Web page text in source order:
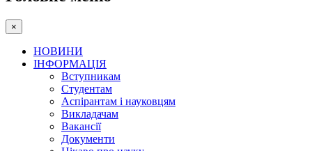
×
НОВИНИ
ІНФОРМАЦІЯ
Вступникам
Студентам
Аспірантам і науковцям
Викладачам
Вакансії
Документи